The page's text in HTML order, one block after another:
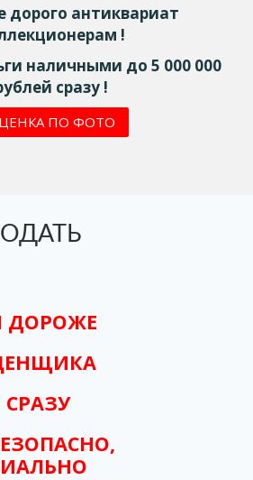
дорого антиквариат
!
наличными до 5 000 000
сразу !
ПО ФОТО
ДОРОЖЕ